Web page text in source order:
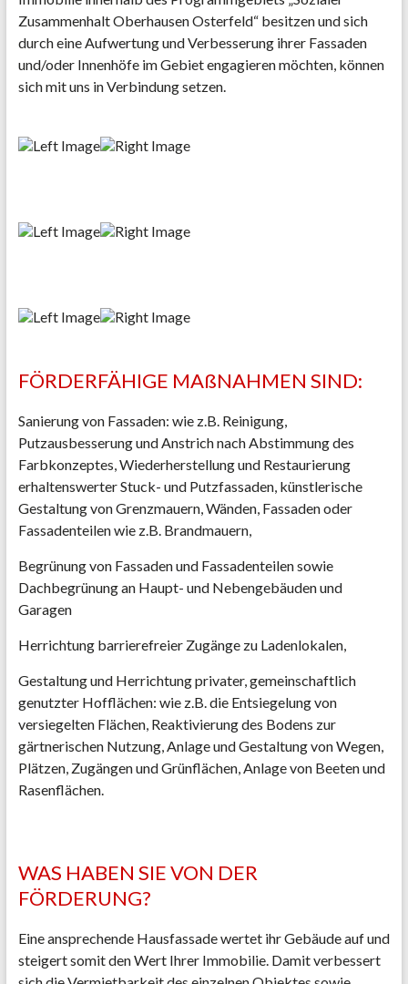
Zusammenhalt Oberhausen Osterfeld“ besitzen und sich
durch eine Aufwertung und Verbesserung ihrer Fassaden
und/oder Innenhöfe im Gebiet engagieren möchten, können
sich mit uns in Verbindung setzen.
FÖRDERFÄHIGE MAßNAHMEN SIND:
Sanierung von Fassaden: wie z.B. Reinigung,
Putzausbesserung und Anstrich nach Abstimmung des
Farbkonzeptes, Wiederherstellung und Restaurierung
erhaltenswerter Stuck- und Putzfassaden, künstlerische
Gestaltung von Grenzmauern, Wänden, Fassaden oder
Fassadenteilen wie z.B. Brandmauern,
Begrünung von Fassaden und Fassadenteilen sowie
Dachbegrünung an Haupt- und Nebengebäuden und
Garagen
Herrichtung barrierefreier Zugänge zu Ladenlokalen,
Gestaltung und Herrichtung privater, gemeinschaftlich
genutzter Hofflächen: wie z.B. die Entsiegelung von
versiegelten Flächen, Reaktivierung des Bodens zur
gärtnerischen Nutzung, Anlage und Gestaltung von Wegen,
Plätzen, Zugängen und Grünflächen, Anlage von Beeten und
Rasenflächen.
WAS HABEN SIE VON DER
FÖRDERUNG?
Eine ansprechende Hausfassade wertet ihr Gebäude auf und
steigert somit den Wert Ihrer Immobilie. Damit verbessert